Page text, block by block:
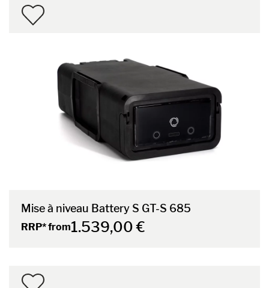
Mise à niveau Battery S GT-S 685
RRP* from1.539,00 €